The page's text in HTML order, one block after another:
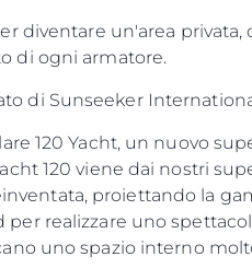
diventare un'area
di ogni armatore.
di Sunseeker
120 Yacht, un nuovo
120 viene dai nostri
proiettando la
realizzare uno
uno spazio interno